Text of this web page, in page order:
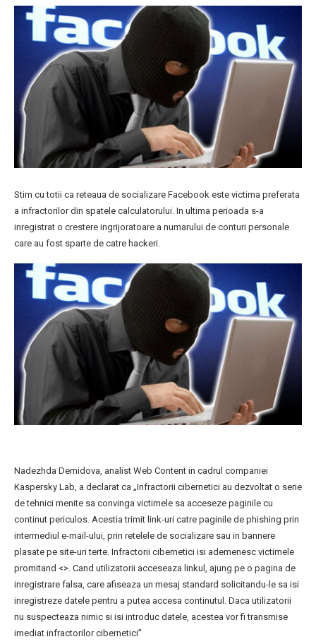
Stim cu totii ca reteaua de socializare Facebook este victima preferata
a infractorilor din spatele calculatorului. In ultima perioada s-a
inregistrat o crestere ingrijoratoare a numarului de conturi personale
care au fost sparte de catre hackeri.
Nadezhda Demidova, analist Web Content in cadrul companiei
Kaspersky Lab, a declarat ca „Infractorii cibernetici au dezvoltat o serie
de tehnici menite sa convinga victimele sa acceseze paginile cu
continut periculos. Acestia trimit link-uri catre paginile de phishing prin
intermediul e-mail-ului, prin retelele de socializare sau in bannere
plasate pe site-uri terte. Infractorii cibernetici isi ademenesc victimele
promitand <>. Cand utilizatorii acceseaza linkul, ajung pe o pagina de
inregistrare falsa, care afiseaza un mesaj standard solicitandu-le sa isi
inregistreze datele pentru a putea accesa continutul. Daca utilizatorii
nu suspecteaza nimic si isi introduc datele, acestea vor fi transmise
imediat infractorilor cibernetici”